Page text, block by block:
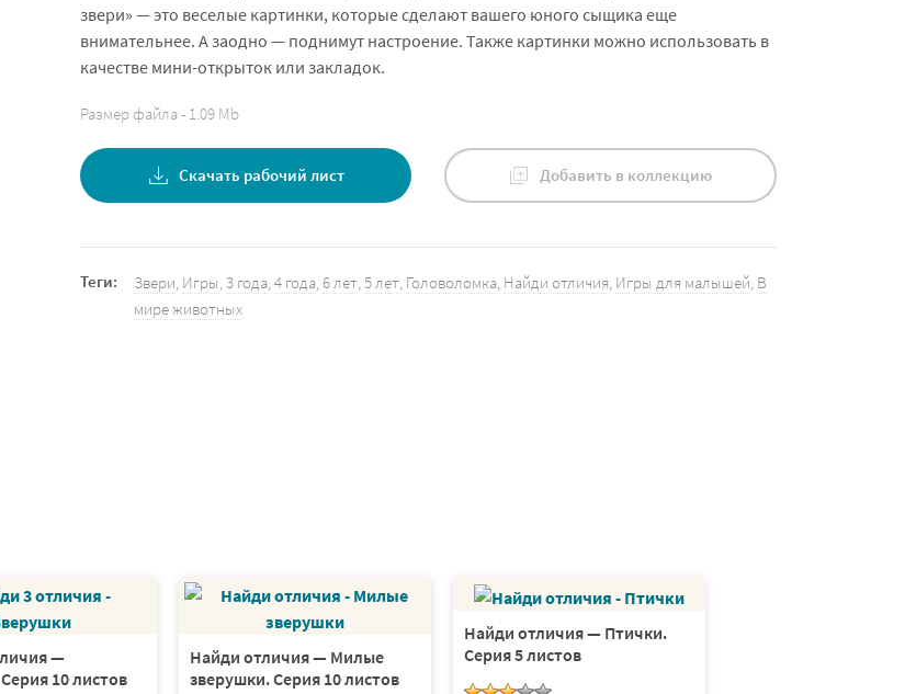
звери» — это веселые картинки, которые сделают вашего юного сыщика еще
внимательнее. А заодно — поднимут настроение. Также картинки можно использовать в
качестве мини-открыток или закладок.
Размер файла - 1.09 Mb
Скачать рабочий лист Добавить в коллекцию
Теги: Звери, Игры,3 года,4 года,6 лет,5 лет, Головоломка, Найди отличия, Игры для малышей, В
мире животных
—
10 листов
Найди отличия — Милые
зверушки. Серия 10 листов
Найди отличия — Птички.
Серия 5 листов